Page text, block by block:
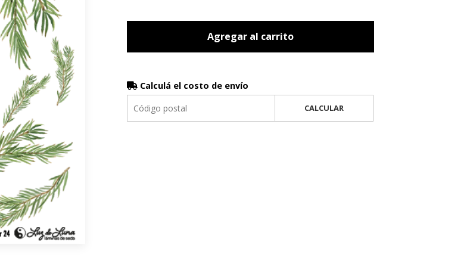
Agregar al carrito
Calculá el costo de envío
CALCULAR